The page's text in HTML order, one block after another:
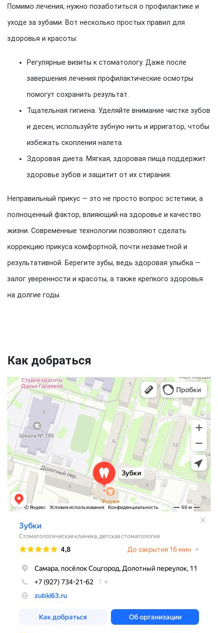
Помимо лечения, нужно позаботиться о профилактике и
уходе за зубами. Вот несколько простых правил для
здоровья и красоты:
Регулярные визиты к стоматологу. Даже после
завершения лечения профилактические осмотры
помогут сохранить результат.
Тщательная гигиена. Уделяйте внимание чистке зубов
и десен, используйте зубную нить и ирригатор, чтобы
избежать скопления налета.
Здоровая диета. Мягкая, здоровая пища поддержит
здоровье зубов и защитит от их стирания.
Неправильный прикус — это не просто вопрос эстетики, а
полноценный фактор, влияющий на здоровье и качество
жизни. Современные технологии позволяют сделать
коррекцию прикуса комфортной, почти незаметной и
результативной. Берегите зубы, ведь здоровая улыбка —
залог уверенности и красоты, а также крепкого здоровья
на долгие годы.
Как добраться